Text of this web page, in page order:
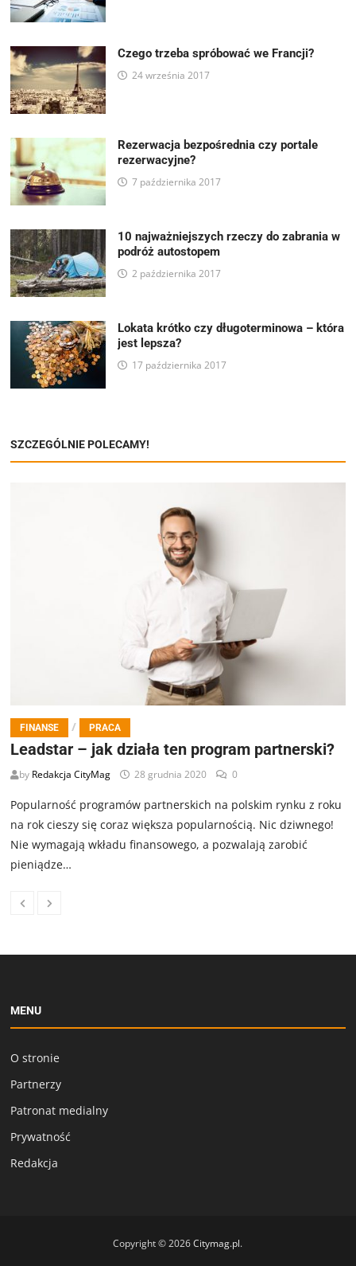
Czego trzeba spróbować we Francji?
24 września 2017
Rezerwacja bezpośrednia czy portale
rezerwacyjne?
7 października 2017
10 najważniejszych rzeczy do zabrania w
podróż autostopem
2 października 2017
Lokata krótko czy długoterminowa – która
jest lepsza?
17 października 2017
SZCZEGÓLNIE POLECAMY!
FINANSE / PRACA
Leadstar – jak działa ten program partnerski?
by Redakcja CityMag 28 grudnia 2020 0
Popularność programów partnerskich na polskim rynku z roku
na rok cieszy się coraz większa popularnością. Nic dziwnego!
Nie wymagają wkładu finansowego, a pozwalają zarobić
pieniądze…
MENU
O stronie
Partnerzy
Patronat medialny
Prywatność
Redakcja
Copyright © 2026Citymag.pl.